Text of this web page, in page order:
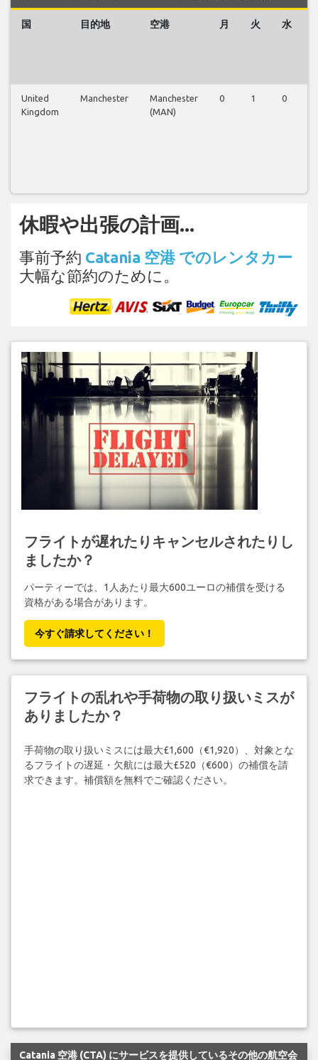
国 目的地 空港 月 火 水
United
Kingdom
Manchester
Manchester
(MAN)
0 1 0
休暇や出張の計画...
事前予約 Catania 空港 でのレンタカー
大幅な節約のために。
フライトが遅れたりキャンセルされたりし
ましたか？
パーティーでは、1人あたり最大600ユーロの補償を受ける
資格がある場合があります。
今すぐ請求してください！
フライトの乱れや手荷物の取り扱いミスが
ありましたか？
手荷物の取り扱いミスには最大£1,600（€1,920）、対象とな
るフライトの遅延・欠航には最大£520（€600）の補償を請
求できます。補償額を無料でご確認ください。
Catania 空港 (CTA) にサービスを提供しているその他の航空会